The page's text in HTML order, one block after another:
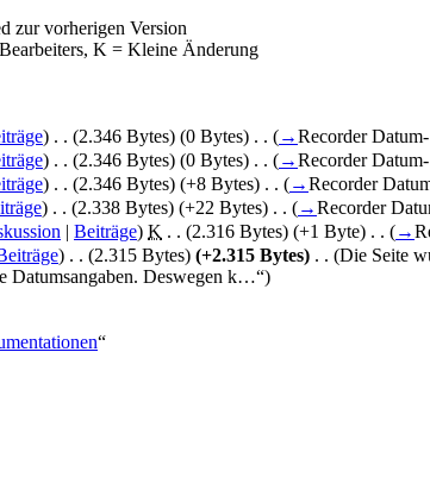
zur vorherigen Version
K = Kleine Änderung
) . . (2.346 Bytes) (0 Bytes) . . (→Recorder
) . . (2.346 Bytes) (0 Bytes) . . (→Recorder
) . . (2.346 Bytes) (+8 Bytes) . . (→Recorder
) . . (2.338 Bytes) (+22 Bytes) . . (→Recorder
Beiträge) K . . (2.316 Bytes) (+1 Byte) . . (→
) . . (2.315 Bytes) (+2.315 Bytes) . . (Die Seite
Datumsangaben. Deswegen k…“)
“